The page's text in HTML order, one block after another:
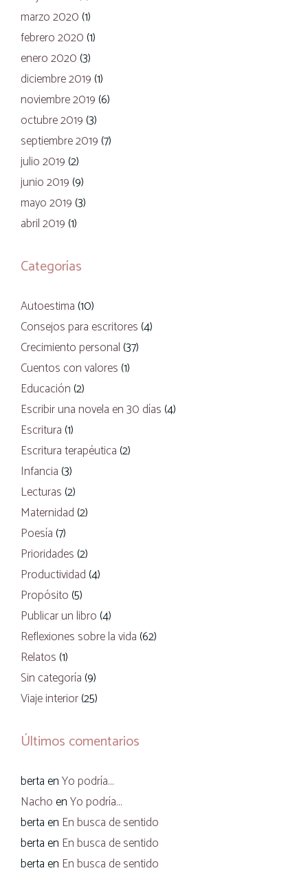
marzo 2020 (1)
febrero 2020 (1)
enero 2020 (3)
diciembre 2019 (1)
noviembre 2019 (6)
octubre 2019 (3)
septiembre 2019 (7)
julio 2019 (2)
junio 2019 (9)
mayo 2019 (3)
abril 2019 (1)
Categorías
Autoestima (10)
Consejos para escritores (4)
Crecimiento personal (37)
Cuentos con valores (1)
Educación (2)
Escribir una novela en 30 días (4)
Escritura (1)
Escritura terapéutica (2)
Infancia (3)
Lecturas (2)
Maternidad (2)
Poesía (7)
Prioridades (2)
Productividad (4)
Propósito (5)
Publicar un libro (4)
Reflexiones sobre la vida (62)
Relatos (1)
Sin categoría (9)
Viaje interior(25)
Últimos comentarios
bertaenYo podría…
NachoenYo podría…
bertaen En busca de sentido
bertaen En busca de sentido
bertaen En busca de sentido